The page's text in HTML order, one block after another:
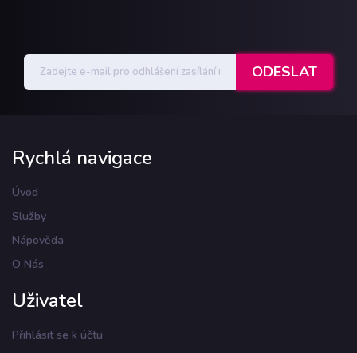
Rychlá navigace
Úvod
Služby
Nápověda
O Nás
Uživatel
Přihlásit se k účtu